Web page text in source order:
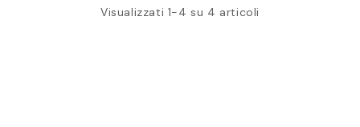
Visualizzati 1-4 su 4 articoli